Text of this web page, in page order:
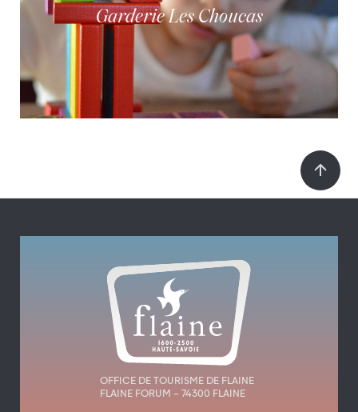
Garderie Les Choucas
OFFICE DE TOURISME DE FLAINE
FLAINE FORUM – 74300 FLAINE